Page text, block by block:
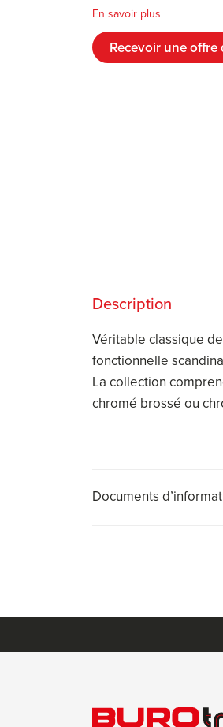
En savoir plus
Recevoir une offre
Description
Véritable classique
fonctionnelle
La collection
chromé brossé ou
Documents